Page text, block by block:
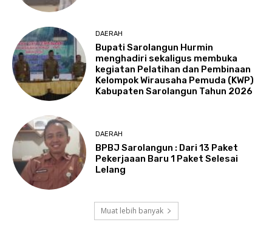
DAERAH
Bupati Sarolangun Hurmin
menghadiri sekaligus membuka
kegiatan Pelatihan dan Pembinaan
Kelompok Wirausaha Pemuda (KWP)
Kabupaten Sarolangun Tahun 2026
DAERAH
BPBJ Sarolangun : Dari 13 Paket
Pekerjaaan Baru 1 Paket Selesai
Lelang
Muat lebih banyak